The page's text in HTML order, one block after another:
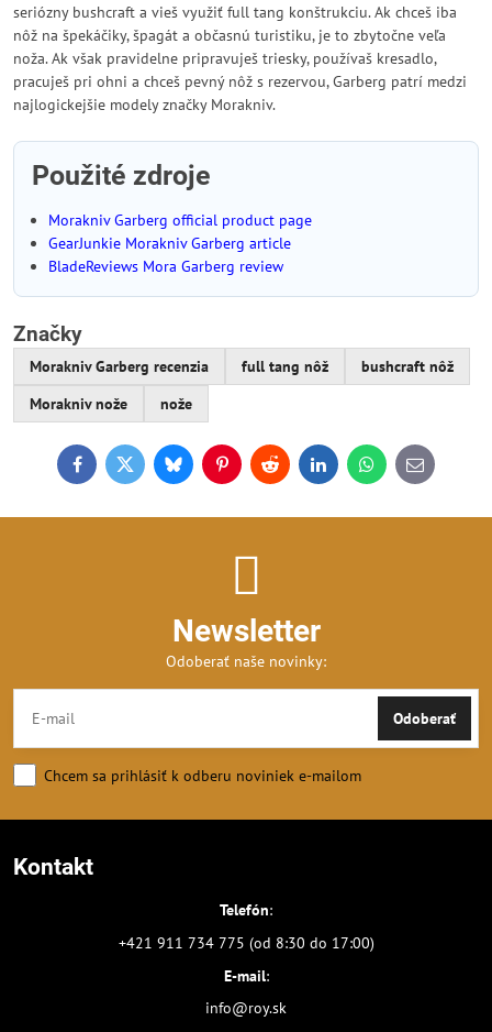
seriózny bushcraft a vieš využiť full tang konštrukciu. Ak chceš iba
nôž na špekáčiky, špagát a občasnú turistiku, je to zbytočne veľa
noža. Ak však pravidelne pripravuješ triesky, používaš kresadlo,
pracuješ pri ohni a chceš pevný nôž s rezervou, Garberg patrí medzi
najlogickejšie modely značky Morakniv.
Použité zdroje
Morakniv Garberg official product page
GearJunkie Morakniv Garberg article
BladeReviews Mora Garberg review
Značky
Morakniv Garberg recenzia full tang nôž
bushcraft nôž
Morakniv nože
nože
FacebookTwitterBlueskyPinterestReddit LinkedInWhatsApp
E-
mail
Newsletter
Odoberať naše novinky:
Odoberať
Chcem sa prihlásiť k odberu noviniek e-mailom
Kontakt
Telefón:
+421 911 734 775 (od 8:30 do 17:00)
E-mail:
info@roy.sk